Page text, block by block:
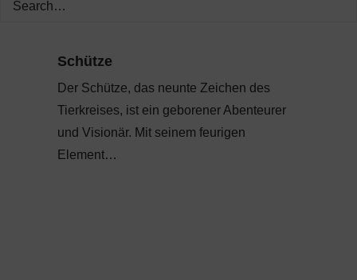
Schütze
Der Schütze, das neunte Zeichen des
Tierkreises, ist ein geborener Abenteurer
und Visionär. Mit seinem feurigen
Element…